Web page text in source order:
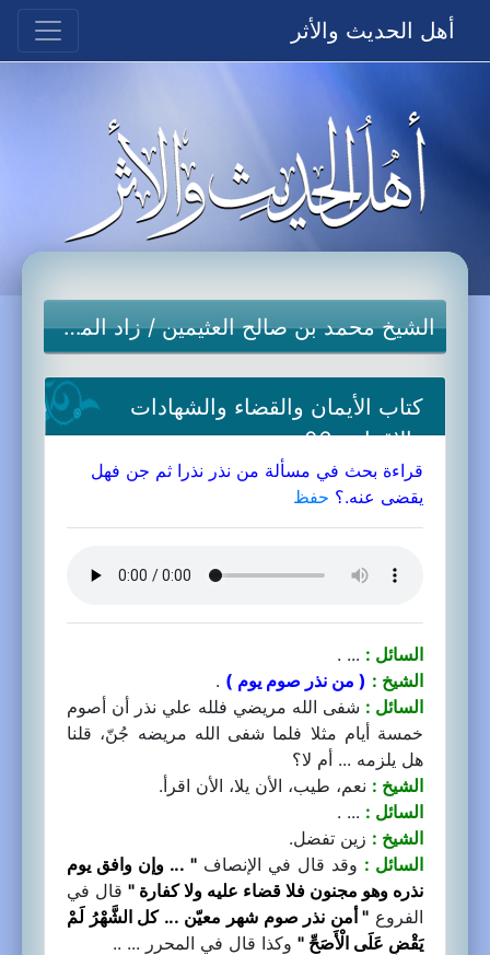
أهل الحديث والأثر
الشيخ محمد بن صالح العثيمين/زاد المستقنع
كتاب الأيمان والقضاء والشهادات
والإقرار-06a
قراءة بحث في مسألة من نذر نذرا ثم جن فهل
يقضى عنه.؟ حفظ
السائل : ... .
الشيخ : ( من نذر صوم يوم ) .
السائل : شفى الله مريضي فلله علي نذر أن أصوم
خمسة أيام مثلا فلما شفى الله مريضه جُنّ، قلنا
هل يلزمه ... أم لا؟
الشيخ : نعم، طيب، الأن يلا، الأن اقرأ.
السائل : ... .
الشيخ : زين تفضل.
السائل : وقد قال في الإنصاف " ... وإن وافق يوم
نذره وهو مجنون فلا قضاء عليه ولا كفارة " قال في
الفروع " أمن نذر صوم شهر معيّن ... كل الشَّهْرُ لَمْ
يَقْضِ عَلَى الْأَصَحِّ " وكذا قال في المحرر ... ..